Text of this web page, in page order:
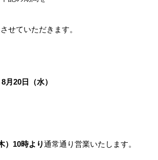
せていただきます。
8月20日（水）
）10時より通常通り営業いたします。